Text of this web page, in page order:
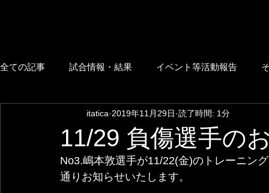
全ての記事 試合情報・結果 イベント等活動報告
11/29 負傷選手の
itatica 2019年11月29日 読了時間: 1分
No3.嶋本敦選手が11/22(金)のトレーニン
通りお知らせいたします。